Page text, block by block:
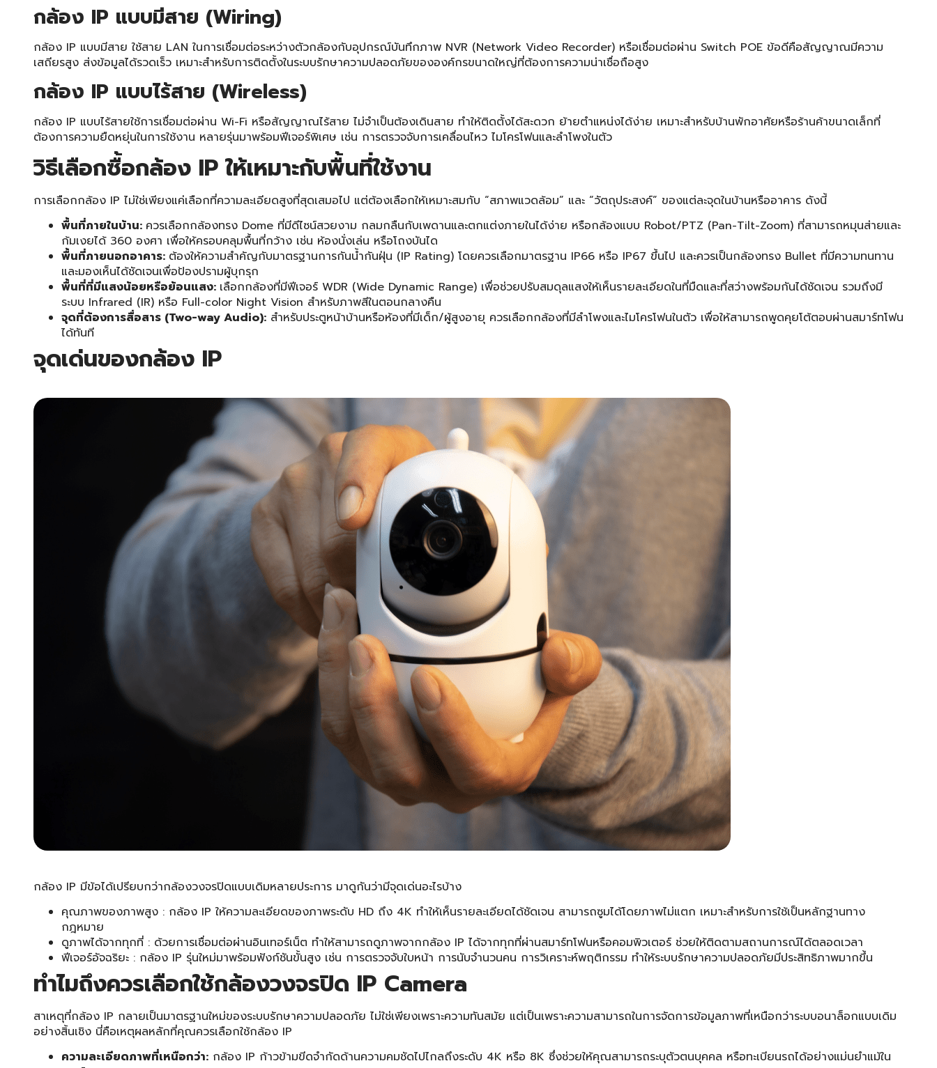
กล้อง IP แบบมีสาย (Wiring)
กล้อง IP แบบมีสาย ใช้สาย LAN ในการเชื่อมต่อระหว่างตัวกล้องกับอุปกรณ์บันทึกภาพ NVR (Network Video Recorder) หรือเชื่อมต่อผ่าน Switch POE ข้อดีคือสัญญาณมีความ
เสถียรสูง ส่งข้อมูลได้รวดเร็ว เหมาะสำหรับการติดตั้งในระบบรักษาความปลอดภัยขององค์กรขนาดใหญ่ที่ต้องการความน่าเชื่อถือสูง
กล้อง IP แบบไร้สาย (Wireless)
กล้อง IP แบบไร้สายใช้การเชื่อมต่อผ่าน Wi-Fi หรือสัญญาณไร้สาย ไม่จำเป็นต้องเดินสาย ทำให้ติดตั้งได้สะดวก ย้ายตำแหน่งได้ง่าย เหมาะสำหรับบ้านพักอาศัยหรือร้านค้าขนาดเล็กที่
ต้องการความยืดหยุ่นในการใช้งาน หลายรุ่นมาพร้อมฟีเจอร์พิเศษ เช่น การตรวจจับการเคลื่อนไหว ไมโครโฟนและลำโพงในตัว
วิธีเลือกซื้อกล้อง IP ให้เหมาะกับพื้นที่ใช้งาน
การเลือกกล้อง IP ไม่ใช่เพียงแค่เลือกที่ความละเอียดสูงที่สุดเสมอไป แต่ต้องเลือกให้เหมาะสมกับ “สภาพแวดล้อม” และ “วัตถุประสงค์” ของแต่ละจุดในบ้านหรืออาคาร ดังนี้
พื้นที่ภายในบ้าน: ควรเลือกกล้องทรง Dome ที่มีดีไซน์สวยงาม กลมกลืนกับเพดานและตกแต่งภายในได้ง่าย หรือกล้องแบบ Robot/PTZ (Pan-Tilt-Zoom) ที่สามารถหมุนส่ายและ
ก้มเงยได้ 360 องศา เพื่อให้ครอบคลุมพื้นที่กว้าง เช่น ห้องนั่งเล่น หรือโถงบันได
พื้นที่ภายนอกอาคาร: ต้องให้ความสำคัญกับมาตรฐานการกันน้ำกันฝุ่น (IP Rating) โดยควรเลือกมาตรฐาน IP66 หรือ IP67 ขึ้นไป และควรเป็นกล้องทรง Bullet ที่มีความทนทาน
และมองเห็นได้ชัดเจนเพื่อป้องปรามผู้บุกรุก
พื้นที่ที่มีแสงน้อยหรือย้อนแสง: เลือกกล้องที่มีฟีเจอร์ WDR (Wide Dynamic Range) เพื่อช่วยปรับสมดุลแสงให้เห็นรายละเอียดในที่มืดและที่สว่างพร้อมกันได้ชัดเจน รวมถึงมี
ระบบ Infrared (IR) หรือ Full-color Night Vision สำหรับภาพสีในตอนกลางคืน
จุดที่ต้องการสื่อสาร (Two-way Audio): สำหรับประตูหน้าบ้านหรือห้องที่มีเด็ก/ผู้สูงอายุ ควรเลือกกล้องที่มีลำโพงและไมโครโฟนในตัว เพื่อให้สามารถพูดคุยโต้ตอบผ่านสมาร์ทโฟน
ได้ทันที
จุดเด่นของกล้อง IP
กล้อง IP มีข้อได้เปรียบกว่ากล้องวงจรปิดแบบเดิมหลายประการ มาดูกันว่ามีจุดเด่นอะไรบ้าง
คุณภาพของภาพสูง : กล้อง IP ให้ความละเอียดของภาพระดับ HD ถึง 4K ทำให้เห็นรายละเอียดได้ชัดเจน สามารถซูมได้โดยภาพไม่แตก เหมาะสำหรับการใช้เป็นหลักฐานทาง
กฎหมาย
ดูภาพได้จากทุกที่ : ด้วยการเชื่อมต่อผ่านอินเทอร์เน็ต ทำให้สามารถดูภาพจากกล้อง IP ได้จากทุกที่ผ่านสมาร์ทโฟนหรือคอมพิวเตอร์ ช่วยให้ติดตามสถานการณ์ได้ตลอดเวลา
ฟีเจอร์อัจฉริยะ : กล้อง IP รุ่นใหม่มาพร้อมฟังก์ชันขั้นสูง เช่น การตรวจจับใบหน้า การนับจำนวนคน การวิเคราะห์พฤติกรรม ทำให้ระบบรักษาความปลอดภัยมีประสิทธิภาพมากขึ้น
ทำไมถึงควรเลือกใช้กล้องวงจรปิด IP Camera
สาเหตุที่กล้อง IP กลายเป็นมาตรฐานใหม่ของระบบรักษาความปลอดภัย ไม่ใช่เพียงเพราะความทันสมัย แต่เป็นเพราะความสามารถในการจัดการข้อมูลภาพที่เหนือกว่าระบบอนาล็อกแบบเดิม
อย่างสิ้นเชิง นี่คือเหตุผลหลักที่คุณควรเลือกใช้กล้อง IP
ความละเอียดภาพที่เหนือกว่า: กล้อง IP ก้าวข้ามขีดจำกัดด้านความคมชัดไปไกลถึงระดับ 4K หรือ 8K ซึ่งช่วยให้คุณสามารถระบุตัวตนบุคคล หรือทะเบียนรถได้อย่างแม่นยำแม้ใน